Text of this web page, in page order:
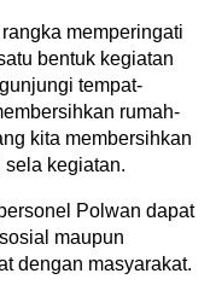
memperingati
bentuk kegiatan
tempat-
rumah-
kita membersihkan
sela kegiatan.
Polwan dapat
maupun
dengan masyarakat.